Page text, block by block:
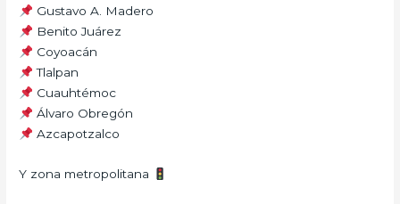
Gustavo A. Madero
Benito Juárez
Coyoacán
Tlalpan
Cuauhtémoc
Álvaro Obregón
Azcapotzalco
Y zona metropolitana